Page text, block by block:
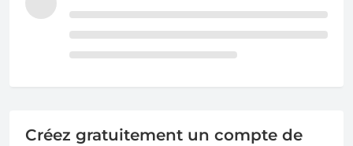
Créez gratuitement un compte de